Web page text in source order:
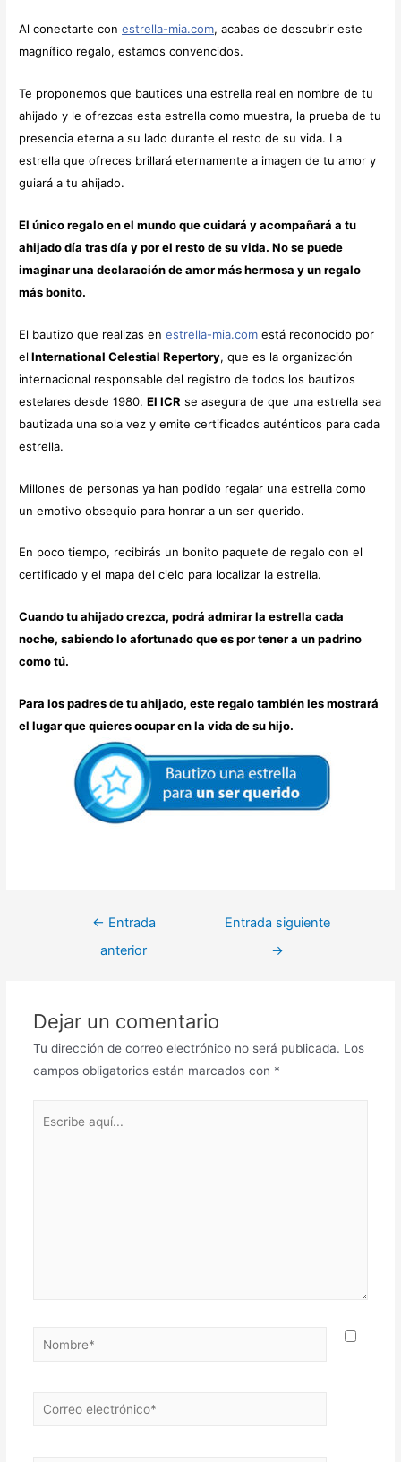
Al conectarte conestrella-mia.com, acabas de descubrir este
magnífico regalo, estamos convencidos.
Te proponemos que bautices una estrella real en nombre de tu
ahijado y le ofrezcas esta estrella como muestra, la prueba de tu
presencia eterna a su lado durante el resto de su vida. La
estrella que ofreces brillará eternamente a imagen de tu amor y
guiará a tu ahijado.
El único regalo en el mundo que cuidará y acompañará a tu
ahijado día tras día y por el resto de su vida. No se puede
imaginar una declaración de amor más hermosa y un regalo
más bonito.
El bautizo que realizas enestrella-mia.com está reconocido por
el International Celestial Repertory, que es la organización
internacional responsable del registro de todos los bautizos
estelares desde 1980.El ICR se asegura de que una estrella sea
bautizada una sola vez y emite certificados auténticos para cada
estrella.
Millones de personas ya han podido regalar una estrella como
un emotivo obsequio para honrar a un ser querido.
En poco tiempo, recibirás un bonito paquete de regalo con el
certificado y el mapa del cielo para localizar la estrella.
Cuando tu ahijado crezca, podrá admirar la estrella cada
noche, sabiendo lo afortunado que es por tener a un padrino
como tú.
Para los padres de tu ahijado, este regalo también les mostrará
el lugar que quieres ocupar en la vida de su hijo.
← Entrada
anterior
Entrada siguiente
→
Dejar un comentario
Tu dirección de correo electrónico no será publicada. Los
campos obligatorios están marcados con *